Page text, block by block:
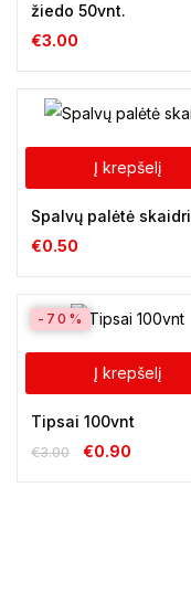
žiedo 50vnt.
€3.00
Į krepšelį
Spalvų palėtė skaidri
€0.50
Į krepšelį
-70%
Tipsai 100vnt
€3.00 €0.90